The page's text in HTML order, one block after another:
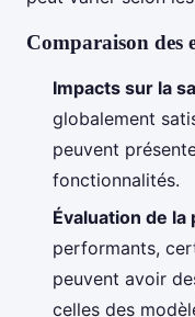
Comparaison des
Impacts sur la
globalement
peuvent
fonctionnalités.
Évaluation de
performants,
peuvent avoir
celles des